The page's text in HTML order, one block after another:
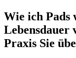
Wie ich⁢ Pads
Lebensdauer
Praxis⁣ Sie